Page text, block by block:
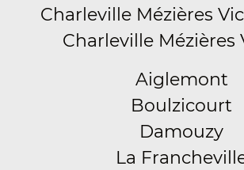
Charleville Mézières
Charleville Mézières
Aiglemont
Boulzicourt
Damouzy
La